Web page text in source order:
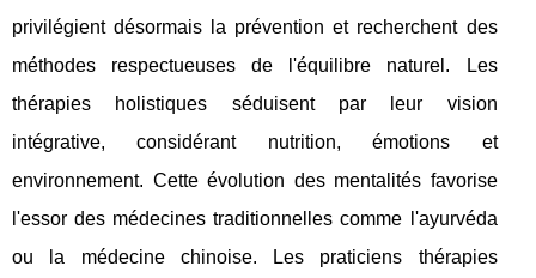
privilégient désormais la prévention et recherchent des
méthodes respectueuses de l'équilibre naturel. Les
thérapies holistiques séduisent par leur vision
intégrative, considérant nutrition, émotions et
environnement. Cette évolution des mentalités favorise
l'essor des médecines traditionnelles comme l'ayurvéda
ou la médecine chinoise. Les praticiens thérapies